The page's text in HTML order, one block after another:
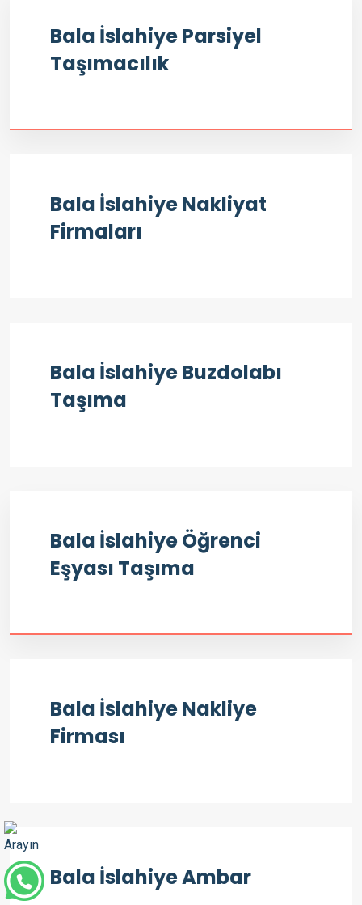
Bala İslahiye Parsiyel
Taşımacılık
Bala İslahiye Nakliyat
Firmaları
Bala İslahiye Buzdolabı
Taşıma
Bala İslahiye Öğrenci
Eşyası Taşıma
Bala İslahiye Nakliye
Firması
Bala İslahiye Ambar